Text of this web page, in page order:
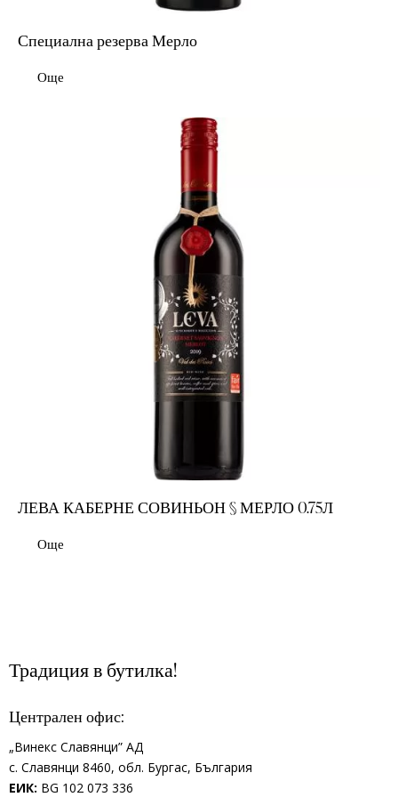
Специална резерва Мерло
Още
ЛЕВА КАБЕРНЕ СОВИНЬОН § МЕРЛО 0.75Л
Още
Традиция в бутилка!
Централен офис:
„Винекс Славянци” АД
с. Славянци 8460, обл. Бургас, България
ЕИК: BG 102 073 336